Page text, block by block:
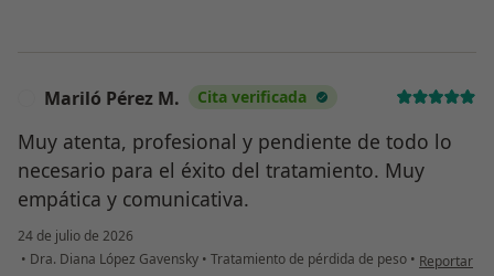
Mariló Pérez M. Cita verificada
Muy atenta, profesional y pendiente de todo lo
necesario para el éxito del tratamiento. Muy
empática y comunicativa.
24 de julio de 2026
• Dra. Diana López Gavensky • Tratamiento de pérdida de peso • en opinión
Reportar